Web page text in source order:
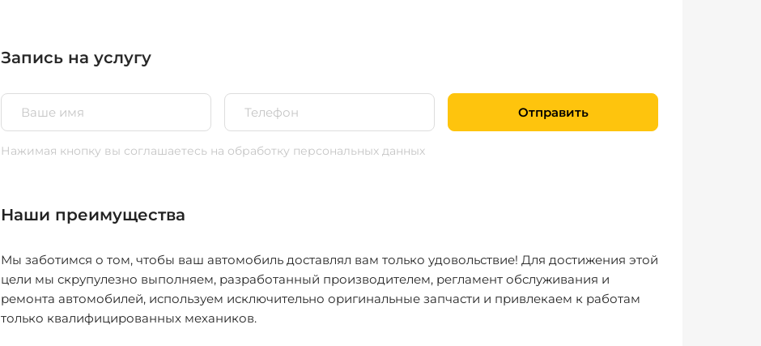
Запись на услугу
Отправить
Нажимая кнопку вы соглашаетесь на обработку персональных данных
Наши преимущества
Мы заботимся о том, чтобы ваш автомобиль доставлял вам только удовольствие! Для достижения этой
цели мы скрупулезно выполняем, разработанный производителем, регламент обслуживания и
ремонта автомобилей, используем исключительно оригинальные запчасти и привлекаем к работам
только квалифицированных механиков.